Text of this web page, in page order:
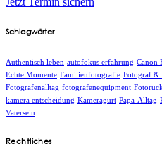
Schlagwörter
Authentisch leben autofokus erfahrung Canon
Echte Momente Familienfotografie Fotograf &
Fotografenalltag fotografenequipment
kamera entscheidung Kameragurt Papa-Alltag
Vatersein
Rechtliches